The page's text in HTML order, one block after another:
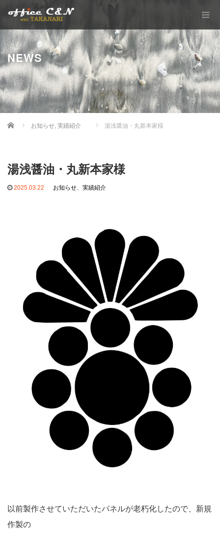
NEWS
Home お知らせ, 実績紹介 湯浅醤油・丸新本家様
湯浅醤油・丸新本家様
2025.03.22 お知らせ、 実績紹介
以前製作させていただいたパネルが老朽化したので、新規
作製の